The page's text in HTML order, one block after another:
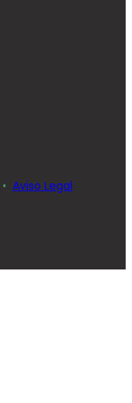
Aviso Legal